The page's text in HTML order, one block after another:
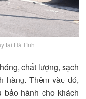
tại Hà Tĩnh
chất lượng, sạch
hàng. Thêm vào đó,
bảo hành cho khách